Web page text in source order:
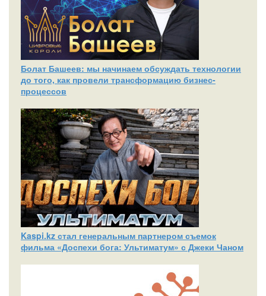
Болат Башеев: мы начинаем обсуждать технологии
до того, как провели трансформацию бизнес-
процессов
Kaspi.kz стал генеральным партнером съемок
фильма «Доспехи бога: Ультиматум» с Джеки Чаном